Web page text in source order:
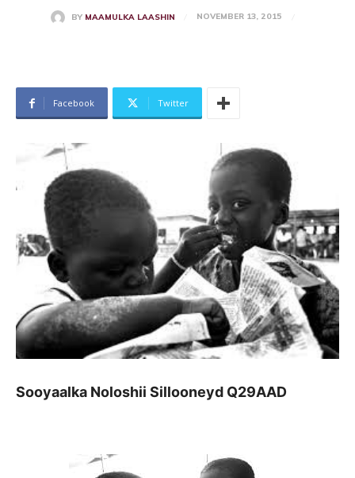
BY MAAMULKA LAASHIN NOVEMBER 13, 2015
Facebook Twitter
Sooyaalka Noloshii Sillooneyd Q29AAD